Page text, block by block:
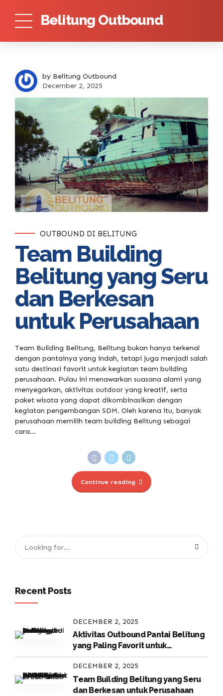
Belitung Outbound
by Belitung Outbound
December 2, 2025
OUTBOUND DI BELITUNG
Team Building
Belitung yang Seru
dan Berkesan
untuk Perusahaan
Team Building Belitung, Belitung bukan hanya terkenal
dengan pantainya yang indah, tetapi juga menjadi salah
satu destinasi favorit untuk kegiatan team building
perusahaan. Pulau ini menawarkan suasana alami yang
menyegarkan, aktivitas outdoor yang kreatif, serta
paket wisata yang dapat dikombinasikan dengan
kegiatan pengembangan SDM. Oleh karena itu, banyak
perusahaan memilih team building Belitung sebagai
cara...
Continue reading
Recent Posts
DECEMBER 2, 2025
Aktivitas Outbound Pantai Belitung
yang Paling Favorit untuk
Perusahaan
DECEMBER 2, 2025
Team Building Belitung yang Seru
dan Berkesan untuk Perusahaan